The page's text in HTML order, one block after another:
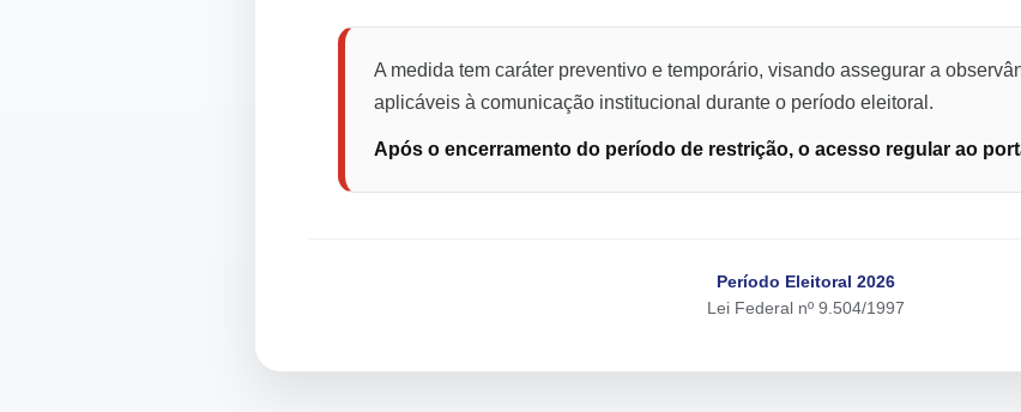
A medida tem caráter preventivo e temporário, visando assegurar a
aplicáveis à comunicação institucional durante o período eleitoral.
Após o encerramento do período de restrição, o acesso regular ao
Período Eleitoral 2026
Lei Federal nº 9.504/1997